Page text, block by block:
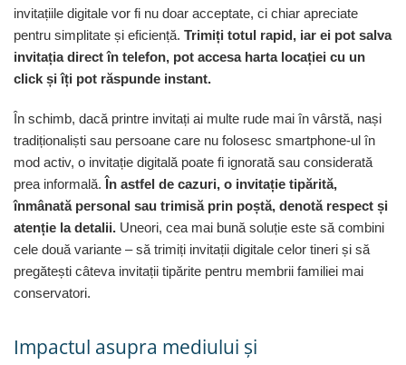
invitațiile digitale vor fi nu doar acceptate, ci chiar apreciate
pentru simplitate și eficiență. Trimiți totul rapid, iar ei pot salva
invitația direct în telefon, pot accesa harta locației cu un
click și îți pot răspunde instant.
În schimb, dacă printre invitați ai multe rude mai în vârstă, nași
tradiționaliști sau persoane care nu folosesc smartphone-ul în
mod activ, o invitație digitală poate fi ignorată sau considerată
prea informală. În astfel de cazuri, o invitație tipărită,
înmânată personal sau trimisă prin poștă, denotă respect și
atenție la detalii. Uneori, cea mai bună soluție este să combini
cele două variante – să trimiți invitații digitale celor tineri și să
pregătești câteva invitații tipărite pentru membrii familiei mai
conservatori.
Impactul asupra mediului și